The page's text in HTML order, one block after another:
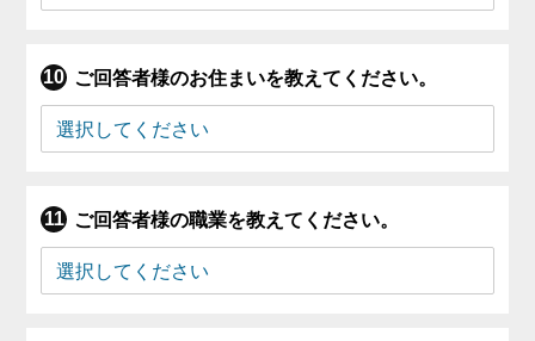
ご回答者様のお住まいを教えてください。
ご回答者様の職業を教えてください。